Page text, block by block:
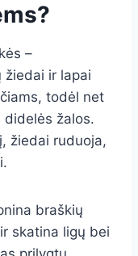
–
žiedai ir lapai
todėl net
didelės žalos.
žiedai ruduoja,
braškių
skatina ligų bei